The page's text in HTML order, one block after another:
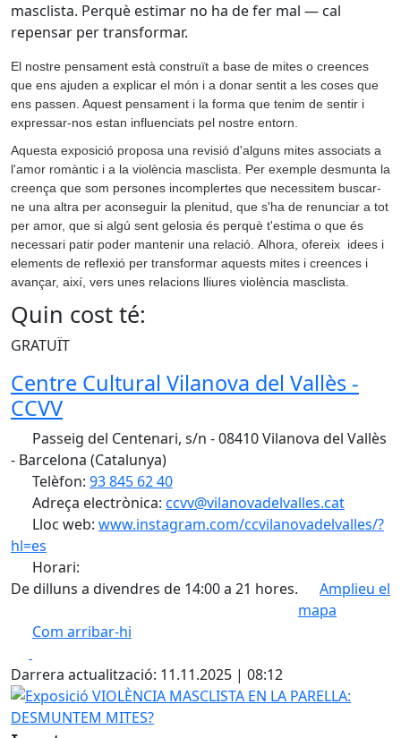
masclista. Perquè estimar no ha de fer mal — cal
repensar per transformar.
El nostre pensament està construït a base de mites o creences
que ens ajuden a explicar el món i a donar sentit a les coses que
ens passen. Aquest pensament i la forma que tenim de sentir i
expressar-nos estan influenciats pel nostre entorn.
Aquesta exposició proposa una revisió d'alguns mites associats a
l'amor romàntic i a la violència masclista. Per exemple desmunta la
creença que som persones incomplertes que necessitem buscar-
ne una altra per aconseguir la plenitud, que s'ha de renunciar a tot
per amor, que si algú sent gelosia és perquè t'estima o que és
necessari patir poder mantenir una relació. Alhora, ofereix idees i
elements de reflexió per transformar aquests mites i creences i
avançar, així, vers unes relacions lliures violència masclista.
Quin cost té:
GRATUÏT
Centre Cultural Vilanova del Vallès -
CCVV
Passeig del Centenari, s/n - 08410 Vilanova del Vallès
- Barcelona (Catalunya)
Telèfon: 93 845 62 40
Adreça electrònica: ccvv@vilanovadelvalles.cat
Lloc web: www.instagram.com/ccvilanovadelvalles/?
hl=es
Horari:
De dilluns a divendres de 14:00 a 21 hores.
Amplieu el
mapa
Com arribar-hi
+
−
Darrera actualització: 11.11.2025 | 08:12
Exposició VIOLÈNCIA MASCLISTA EN LA PARELLA: